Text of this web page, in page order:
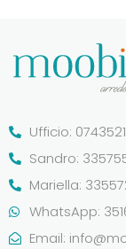
Ufficio:
Sandro:
Mariella:
WhatsApp:
Email: